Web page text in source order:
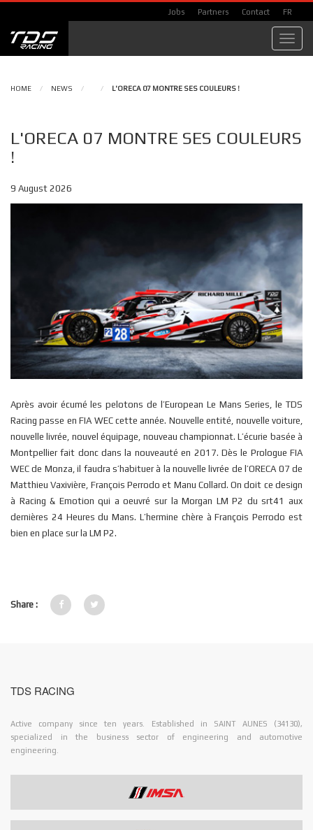
Jobs Partners Contact FR
HOME / NEWS / / L'ORECA 07 MONTRE SES COULEURS !
L'ORECA 07 MONTRE SES COULEURS
!
9 August 2026
Après avoir écumé les pelotons de l’European Le Mans Series, le TDS
Racing passe en FIA WEC cette année. Nouvelle entité, nouvelle voiture,
nouvelle livrée, nouvel équipage, nouveau championnat. L’écurie basée à
Montpellier fait donc dans la nouveauté en 2017. Dès le Prologue FIA
WEC de Monza, il faudra s’habituer à la nouvelle livrée de l’ORECA 07 de
Matthieu Vaxivière, François Perrodo et Manu Collard. On doit ce design
à Racing & Emotion qui a oeuvré sur la Morgan LM P2 du srt41 aux
dernières 24 Heures du Mans. L’hermine chère à François Perrodo est
bien en place sur la LM P2.
Share :
TDS RACING
Active company since ten years. Established in SAINT AUNES (34130),
specialized in the business sector of engineering and automotive
engineering.